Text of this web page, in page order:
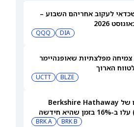
לעקוב אחריהם השבוע –
DIA
QQQ
צמיחה מפלצתיות שאופנהיימר
הארוך
BLZE
UCTT
הרווחים של Berkshire Hathaway
(BRK.A) עלו ב-16% בזמן שהיא חידשה
רכישות עצמיות בהיקף של 4.5 מיליארדBRK.B
BRK.A